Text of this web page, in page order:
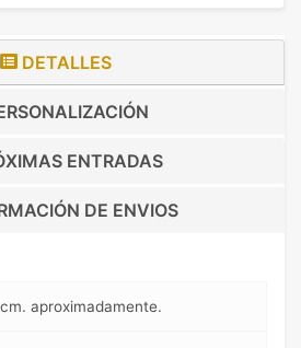
DETALLES
ENTRADAS
DE ENVIOS
aproximadamente.